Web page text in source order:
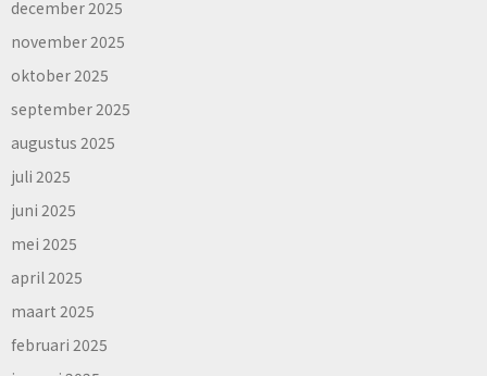
december 2025
november 2025
oktober 2025
september 2025
augustus 2025
juli 2025
juni 2025
mei 2025
april 2025
maart 2025
februari 2025